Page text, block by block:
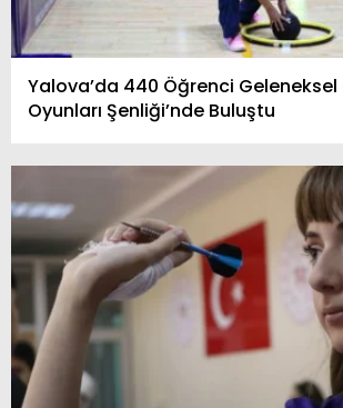
Yalova’da 440 Öğrenci
Oyunları Şenliği’nde Buluştu